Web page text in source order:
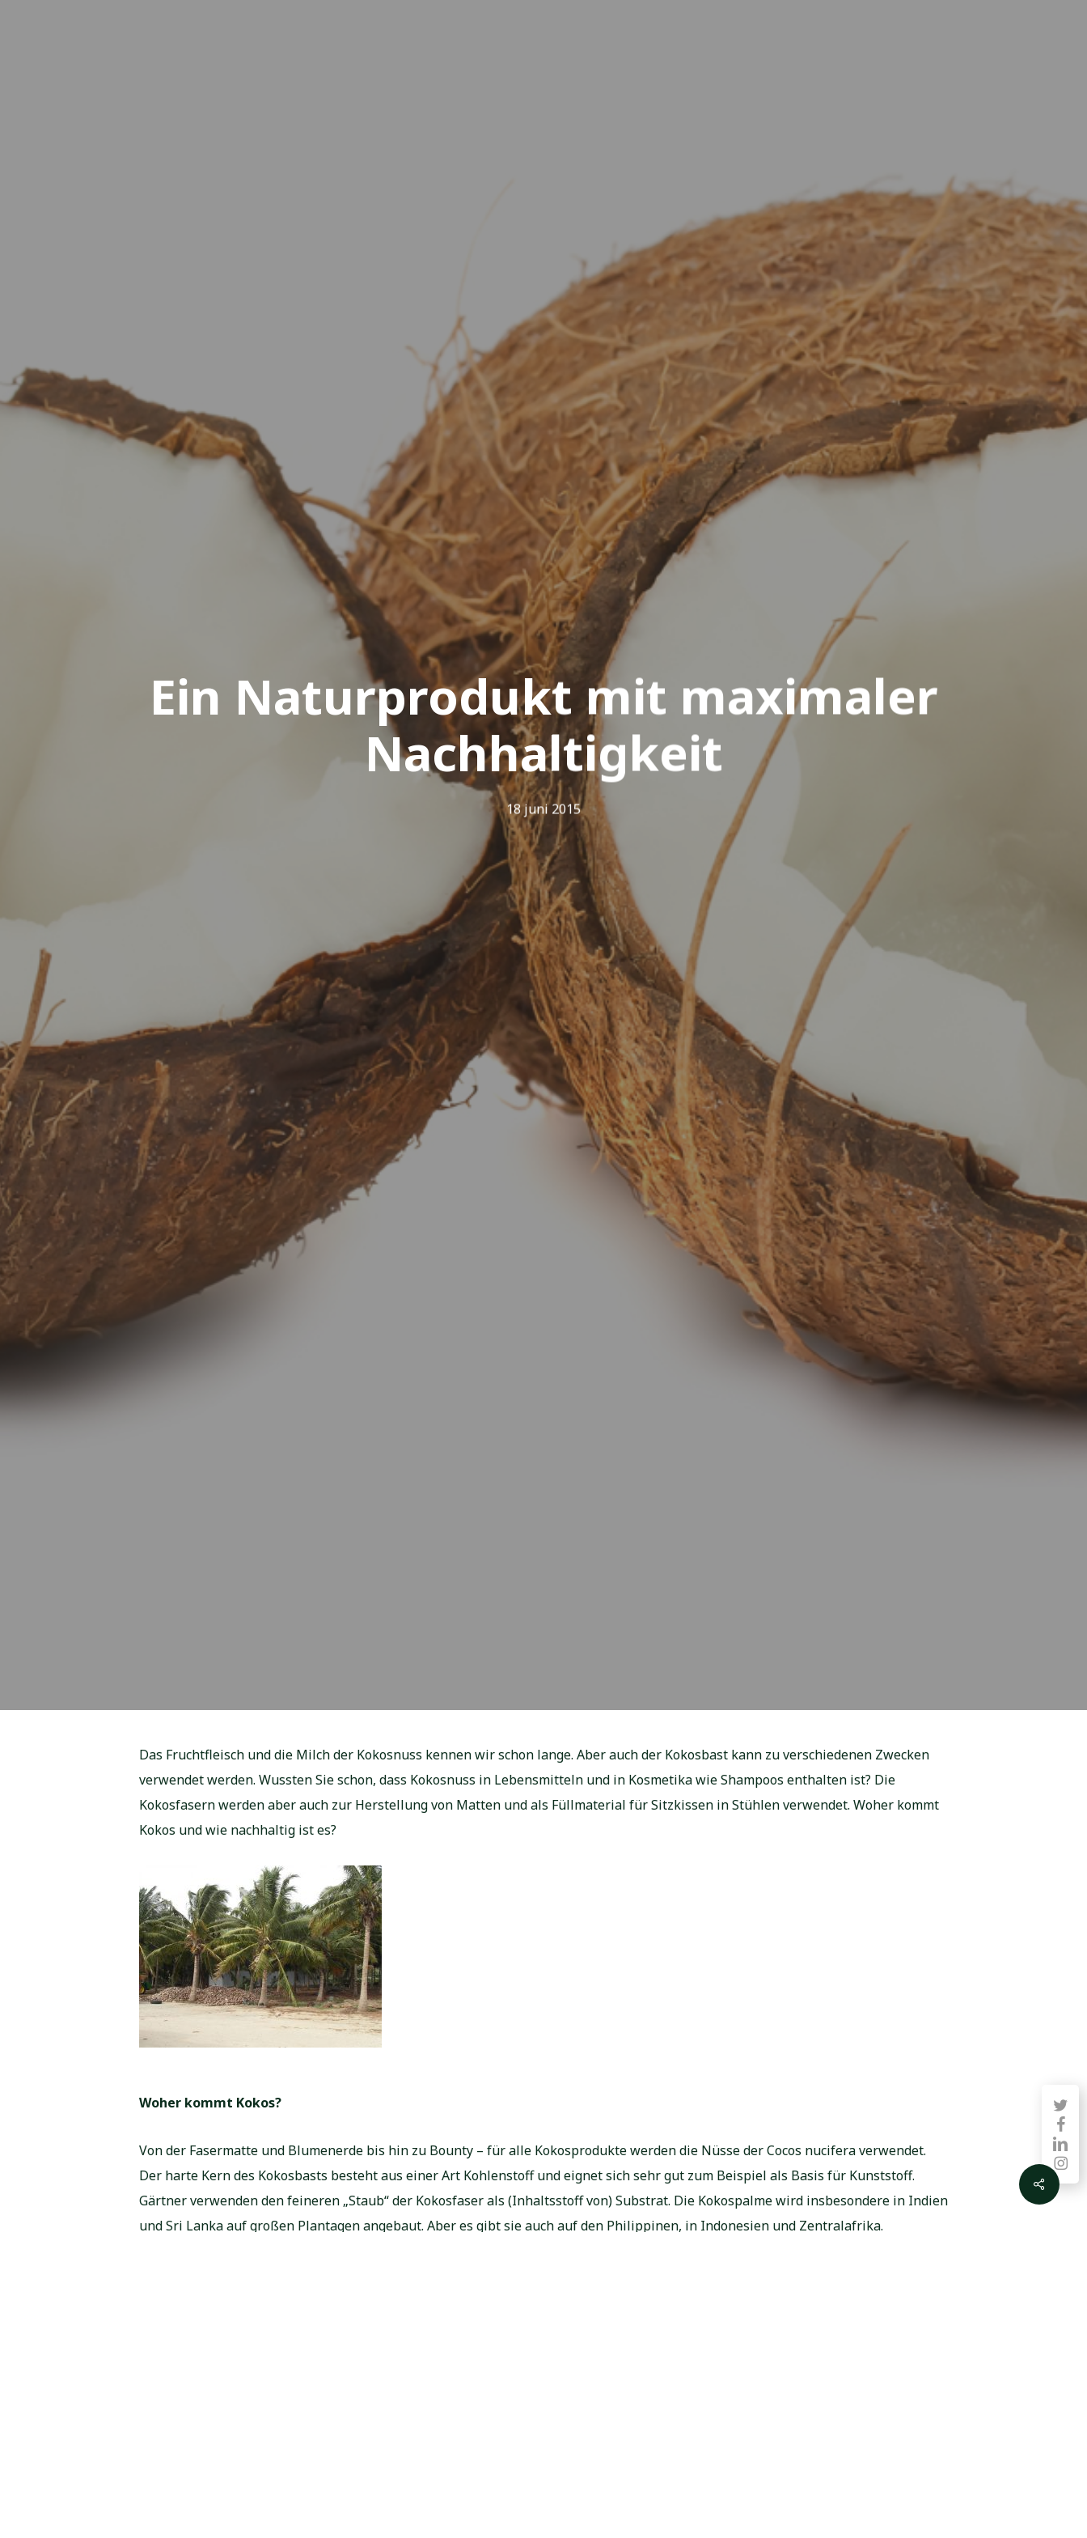
Ein Naturprodukt mit maximaler
Nachhaltigkeit
18 juni 2015
Das Fruchtfleisch und die Milch der Kokosnuss kennen wir schon lange. Aber auch der Kokosbast kann zu verschiedenen Zwecken
verwendet werden. Wussten Sie schon, dass Kokosnuss in Lebensmitteln und in Kosmetika wie Shampoos enthalten ist? Die
Kokosfasern werden aber auch zur Herstellung von Matten und als Füllmaterial für Sitzkissen in Stühlen verwendet. Woher kommt
Kokos und wie nachhaltig ist es?
Woher kommt Kokos?
Von der Fasermatte und Blumenerde bis hin zu Bounty – für alle Kokosprodukte werden die Nüsse der Cocos nucifera verwendet.
Der harte Kern des Kokosbasts besteht aus einer Art Kohlenstoff und eignet sich sehr gut zum Beispiel als Basis für Kunststoff.
Gärtner verwenden den feineren „Staub“ der Kokosfaser als (Inhaltsstoff von) Substrat. Die Kokospalme wird insbesondere in Indien
und Sri Lanka auf großen Plantagen angebaut. Aber es gibt sie auch auf den Philippinen, in Indonesien und Zentralafrika.
Share
twitter
linkedin